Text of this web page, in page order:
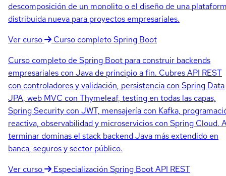
descomposición de un monolito o el diseño de una
distribuida nueva para proyectos empresariales.
Ver curso
Curso completoSpring Boot
Curso completo de Spring Boot para construir backends
empresariales con Java de principio a fin. Cubres API REST
con controladores y validación, persistencia con Spring Data
JPA, web MVC con Thymeleaf, testing en todas las capas,
Spring Security con JWT, mensajería con Kafka,
reactiva, observabilidad y microservicios con Spring Cloud.
terminar dominas el stack backend Java más extendido en
banca, seguros y sector público.
Ver curso
Especialización Spring Boot API REST